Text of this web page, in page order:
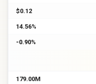
$0.12
14.56%
-0.90%
179.00M